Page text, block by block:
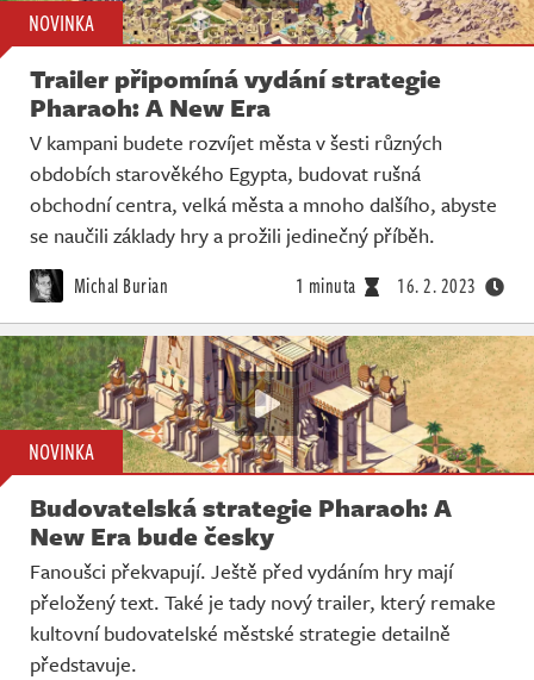
NOVINKA
Trailer připomíná vydání strategie
Pharaoh: A New Era
V kampani budete rozvíjet města v šesti různých
obdobích starověkého Egypta, budovat rušná
obchodní centra, velká města a mnoho dalšího, abyste
se naučili základy hry a prožili jedinečný příběh.
Michal Burian 1 minuta 16. 2. 2023
NOVINKA
Budovatelská strategie Pharaoh: A
New Era bude česky
Fanoušci překvapují. Ještě před vydáním hry mají
přeložený text. Také je tady nový trailer, který remake
kultovní budovatelské městské strategie detailně
představuje.